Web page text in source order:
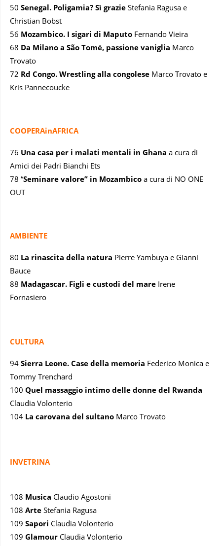
50 Senegal. Poligamia? Sì grazie Stefania Ragusa e
Christian Bobst
56 Mozambico. I sigari di Maputo Fernando Vieira
68 Da Milano a São Tomé, passione vaniglia Marco
Trovato
72 Rd Congo. Wrestling alla congolese Marco Trovato e
Kris Pannecoucke
COOPERAinAFRICA
76 Una casa per i malati mentali in Ghana a cura di
Amici dei Padri Bianchi Ets
78 “Seminare valore” in Mozambico a cura di NO ONE
OUT
AMBIENTE
80 La rinascita della natura Pierre Yambuya e Gianni
Bauce
88 Madagascar. Figli e custodi del mare Irene
Fornasiero
CULTURA
94 Sierra Leone. Case della memoria Federico Monica e
Tommy Trenchard
100 Quel massaggio intimo delle donne del Rwanda
Claudia Volonterio
104 La carovana del sultano Marco Trovato
INVETRINA
108 Musica Claudio Agostoni
108 Arte Stefania Ragusa
109 Sapori Claudia Volonterio
109 Glamour Claudia Volonterio